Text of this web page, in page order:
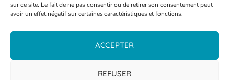
sur ce site. Le fait de ne pas consentir ou de retirer son consentement peut
avoir un effet négatif sur certaines caractéristiques et fonctions.
ACCEPTER
REFUSER